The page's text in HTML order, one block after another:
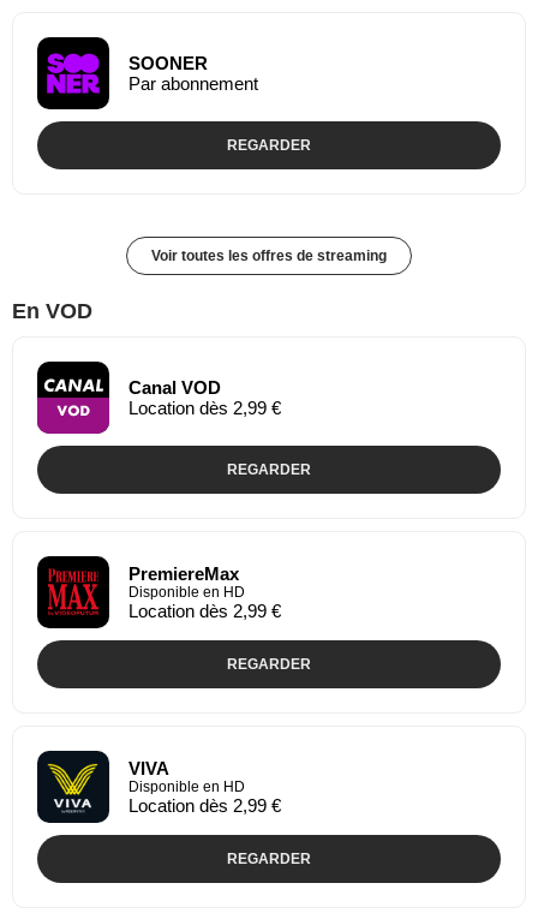
SOONER
Par abonnement
REGARDER
Voir toutes les offres de streaming
En VOD
Canal VOD
Location dès 2,99 €
REGARDER
PremiereMax
Disponible en HD
Location dès 2,99 €
REGARDER
VIVA
Disponible en HD
Location dès 2,99 €
REGARDER